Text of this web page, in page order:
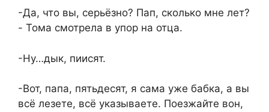
-Да, что вы, серьёзно? Пап, сколько мне лет?
- Тома смотрела в упор на отца.
-Ну…дык, пиисят.
-Вот, папа, пятьдесят, я сама уже бабка, а вы
всё лезете, всё указываете. Поезжайте вон,